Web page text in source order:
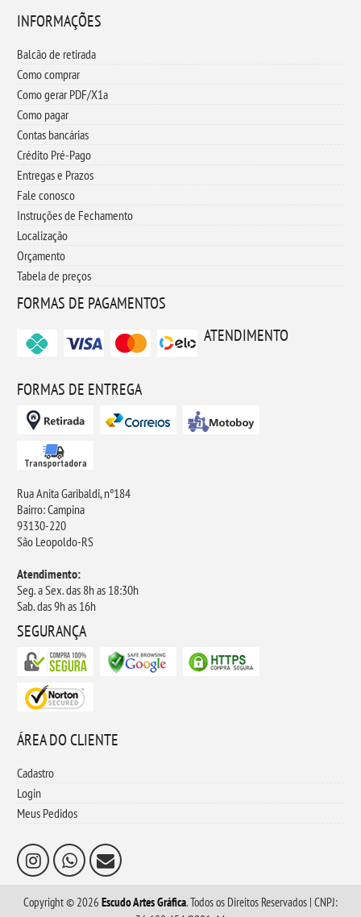
INFORMAÇÕES
Balcão de retirada
Como comprar
Como gerar PDF/X1a
Como pagar
Contas bancárias
Crédito Pré-Pago
Entregas e Prazos
Fale conosco
Instruções de Fechamento
Localização
Orçamento
Tabela de preços
FORMAS DE PAGAMENTOS
FORMAS DE ENTREGA
ATENDIMENTO
Rua Anita Garibaldi, n°184
Bairro: Campina
93130-220
São Leopoldo-RS
Atendimento:
Seg. a Sex. das 8h as 18:30h
Sab. das 9h as 16h
SEGURANÇA
ÁREA DO CLIENTE
Cadastro
Login
Meus Pedidos
Copyright © 2026 Escudo Artes Gráfica. Todos os Direitos Reservados | CNPJ: